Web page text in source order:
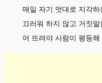
매일 자기 멋대로 지각
끄러워 하지 않고 거짓
어 뜨려야 사람이 평등해